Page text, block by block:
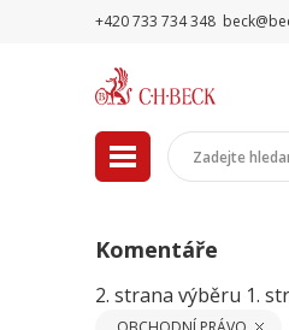
+420 733 734 348
Komentáře
2. strana výběru 1.